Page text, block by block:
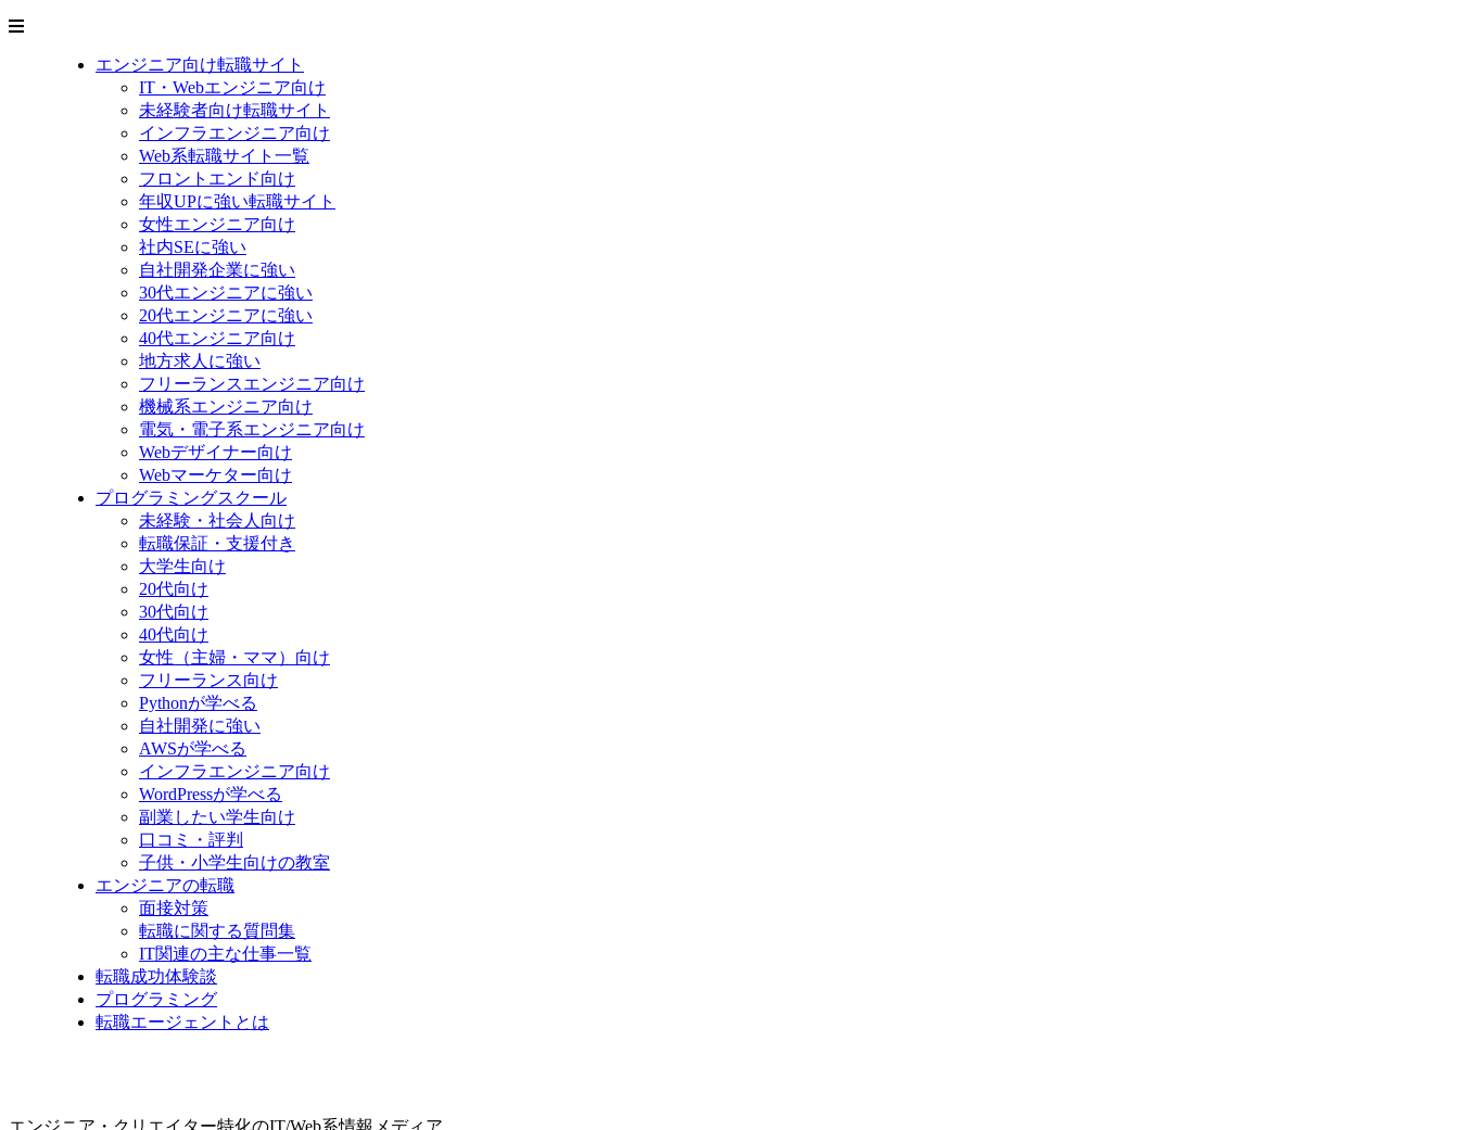
エンジニア向け転職サイト
IT・Webエンジニア向け
未経験者向け転職サイト
インフラエンジニア向け
Web系転職サイト一覧
フロントエンド向け
年収UPに強い転職サイト
女性エンジニア向け
社内SEに強い
自社開発企業に強い
30代エンジニアに強い
20代エンジニアに強い
40代エンジニア向け
地方求人に強い
フリーランスエンジニア向け
機械系エンジニア向け
電気・電子系エンジニア向け
Webデザイナー向け
Webマーケター向け
プログラミングスクール
未経験・社会人向け
転職保証・支援付き
大学生向け
20代向け
30代向け
40代向け
女性（主婦・ママ）向け
フリーランス向け
Pythonが学べる
自社開発に強い
AWSが学べる
インフラエンジニア向け
WordPressが学べる
副業したい学生向け
口コミ・評判
子供・小学生向けの教室
エンジニアの転職
面接対策
転職に関する質問集
IT関連の主な仕事一覧
転職成功体験談
プログラミング
転職エージェントとは
エンジニア・クリエイター特化のIT/Web系情報メディア